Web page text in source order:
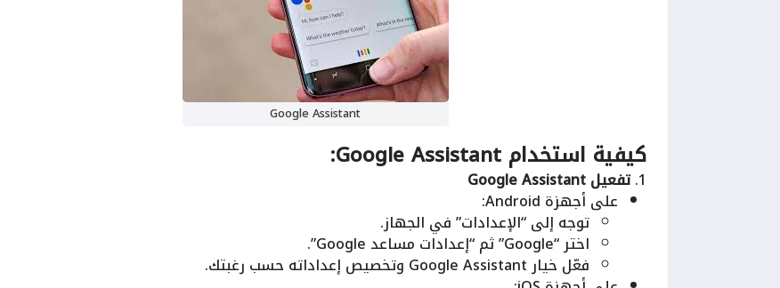
Google Assistant
كيفية استخدام Google Assistant:
1. تفعيل Google Assistant
على أجهزة Android:
توجه إلى “الإعدادات” في الجهاز.
اختر “Google” ثم “إعدادات مساعد Google”.
فعّل خيار Google Assistant وتخصيص إعداداته حسب رغبتك.